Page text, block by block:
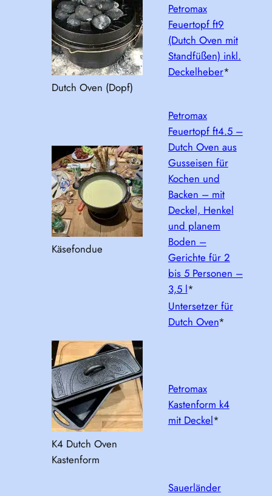
Dutch Oven (Dopf)
Petromax
Feuertopf ft9
(Dutch Oven mit
Standfüßen) inkl.
Deckelheber*
Käsefondue
Petromax
Feuertopf ft4.5 –
Dutch Oven aus
Gusseisen für
Kochen und
Backen – mit
Deckel, Henkel
und planem
Boden –
Gerichte für 2
bis 5 Personen –
3,5 l*
Untersetzer für
Dutch Oven*
K4 Dutch Oven
Kastenform
Petromax
Kastenform k4
mit Deckel*
Sauerländer